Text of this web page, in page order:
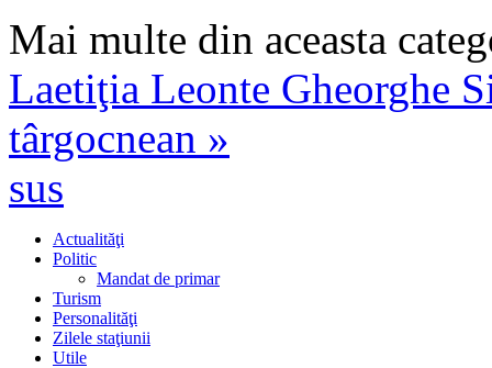
Mai multe din aceasta
Laetiţia Leonte Gheorghe
târgocnean »
sus
Actualităţi
Politic
Mandat de primar
Turism
Personalităţi
Zilele staţiunii
Utile